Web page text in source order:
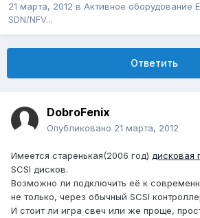
21 марта, 2012 в Активное оборудование
SDN/NFV...
Ответить
DobroFenix
Опубликовано 21 марта, 2012
Имеется старенькая(2006 год) дисковая
SCSI дисков.
Возможно ли подключить её к
не только, через обычный SCSI
И стоит ли игра свеч или же проще,